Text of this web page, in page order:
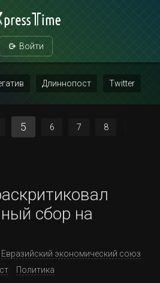
Войти
Длиннопост Twitter
5 6 7 8
сбор на
Евразийский экономический союз
Политика